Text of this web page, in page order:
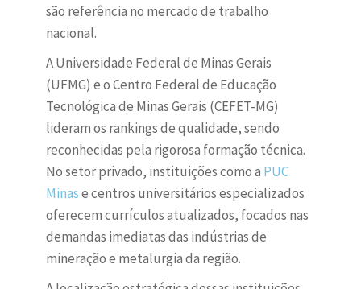
são referência no mercado de trabalho
nacional.
A Universidade Federal de Minas Gerais
(UFMG) e o Centro Federal de Educação
Tecnológica de Minas Gerais (CEFET-MG)
lideram os rankings de qualidade, sendo
reconhecidas pela rigorosa formação técnica.
No setor privado, instituições como a PUC
Minase centros universitários especializados
oferecem currículos atualizados, focados nas
demandas imediatas das indústrias de
mineração e metalurgia da região.